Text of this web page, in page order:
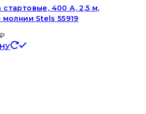
400 А, 2,5 м,
молнии Stels 55919
₽